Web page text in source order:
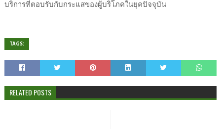
บริการที่ตอบรับกับกระแสของผู้บริโภคในยุคปัจจุบัน
TAGS:
RELATED POSTS